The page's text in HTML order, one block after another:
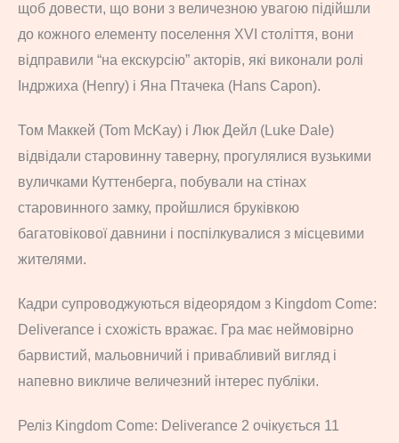
щоб довести, що вони з величезною увагою підійшли
до кожного елементу поселення XVI століття, вони
відправили “на екскурсію” акторів, які виконали ролі
Індржиха (Henry) і Яна Птачека (Hans Capon).
Том Маккей (Tom McKay) і Люк Дейл (Luke Dale)
відвідали старовинну таверну, прогулялися вузькими
вуличками Куттенберга, побували на стінах
старовинного замку, пройшлися бруківкою
багатовікової давнини і поспілкувалися з місцевими
жителями.
Кадри супроводжуються відеорядом з Kingdom Come:
Deliverance і схожість вражає. Гра має неймовірно
барвистий, мальовничий і привабливий вигляд і
напевно викличе величезний інтерес публіки.
Реліз Kingdom Come: Deliverance 2 очікується 11